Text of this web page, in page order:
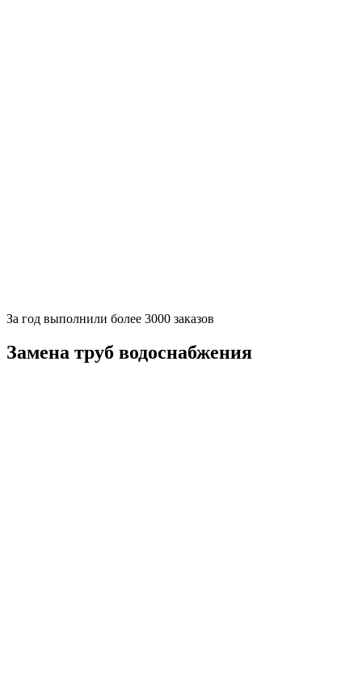
За год выполнили более 3000 заказов
Замена труб водоснабжения